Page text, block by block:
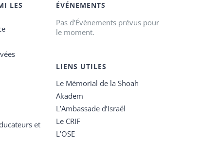
LES
et
ÉVÉNEMENTS
Pas d'Évènements prévus pour
le moment.
LIENS UTILES
Le Mémorial de la Shoah
Akadem
L’Ambassade d’Israël
Le CRIF
L’OSE